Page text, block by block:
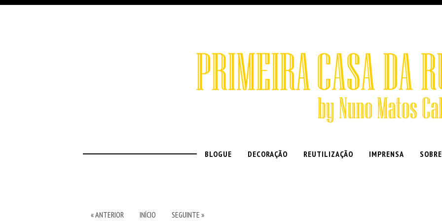
BLOGUE DECORAÇÃO REUTILIZAÇÃO IMPRENSA
« ANTERIOR INÍCIO SEGUINTE »